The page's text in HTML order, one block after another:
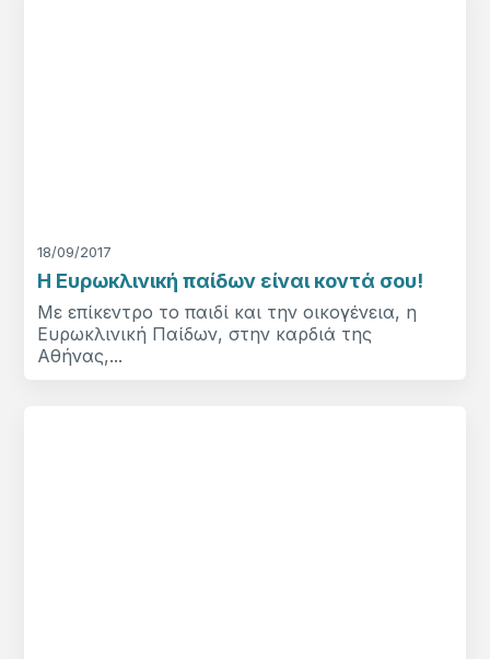
18/09/2017
Η Ευρωκλινική παίδων είναι κοντά σου!
Mε επίκεντρο το παιδί και την οικογένεια, η
Ευρωκλινική Παίδων, στην καρδιά της
Αθήνας,...